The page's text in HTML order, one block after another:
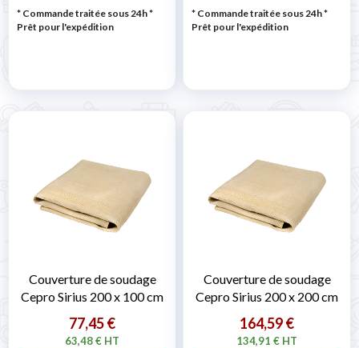
* Commande traitée sous 24h*
Prêt pour l'expédition
* Commande traitée sous 24h*
Prêt pour l'expédition
Couverture de soudage
Cepro Sirius 200 x 100 cm
77,45 €
63,48 € HT
Couverture de soudage
Cepro Sirius 200 x 200 cm
164,59 €
134,91 € HT